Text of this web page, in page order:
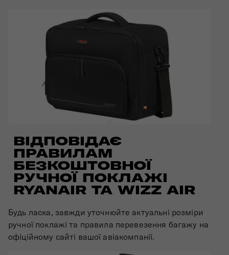
ВІДПОВІДАЄ
ПРАВИЛАМ
БЕЗКОШТОВНОЇ
РУЧНОЇ ПОКЛАЖІ
RYANAIR ТА WIZZ AIR
Будь ласка, завжди уточнюйте актуальні розміри
ручної поклажі та правила перевезення багажу на
офіційному сайті вашої авіакомпанії.